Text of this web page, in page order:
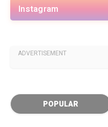
Instagram
ADVERTISEMENT
POPULAR